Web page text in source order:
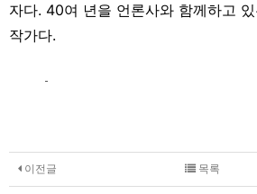
자다. 40여 년을 언론사와 함께하고
작가다.
이전글 목록